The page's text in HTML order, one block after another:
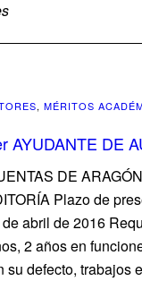
, MÉRITOS
AYUDANTE DE
DE
Plazo de
abril de 2016
2 años en
su defecto, trabajos